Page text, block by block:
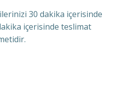
30 dakika içerisinde
içerisinde teslimat